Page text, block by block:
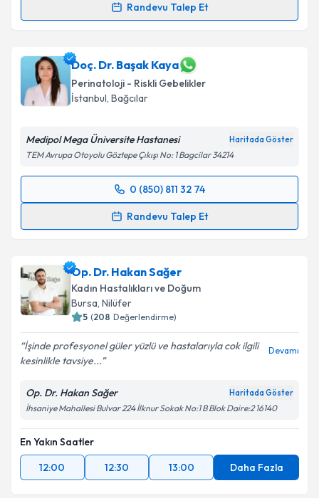
Randevu Talep Et
için bir takvim hazırlandığında e-posta ile
bilgilendireceğiz.
E-posta Adresiniz
Kişisel verilerimin işlenmesine ilişkinAydınlatma
'ni okudum ve kişisel verilerimin belirtilen
kapsamda işlenmesini kabul ediyorum.
Doç. Dr. Başak Kaya
Perinatoloji - Riskli Gebelikler
İstanbul, Bağcılar
Medipol Mega Üniversite Hastanesi Haritada Göster
TEM Avrupa Otoyolu Göztepe Çıkışı No: 1 Bagcilar 34214
0 (850) 811 32 74
Randevu Talep Et
Randevu Takvimi Talebi
takvim hazırlandığında e-posta ile bilgilendireceğiz.
E-posta Adresiniz
Kişisel verilerimin işlenmesine ilişkin
kapsamda işlenmesini kabul ediyorum.
Op. Dr. Hakan Sağer
Kadın Hastalıkları ve Doğum
Bursa, Nilüfer
5 (208 Değerlendirme)
İşinde profesyonel güler yüzlü ve hastalarıyla cok ilgili
kesinlikle tavsiye...
Devamı
Op. Dr. Hakan Sağer Haritada Göster
İhsaniye Mahallesi Bulvar 224 İlknur Sokak No:1 B Blok Daire:2 16140
En Yakın Saatler
12:00
12:30 13:00 Daha Fazla